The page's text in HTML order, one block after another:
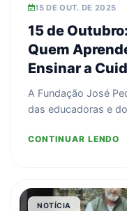
15 DE OUT. DE 2025
15 de
Quem
Ensinar a
A Fundação José
das educadoras e
CONTINUAR LENDO
NOTÍCIA